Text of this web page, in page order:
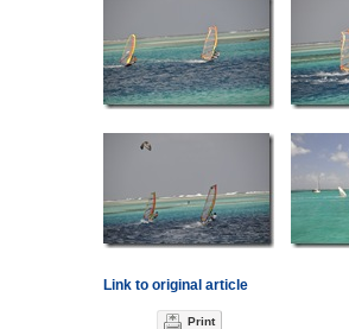
Link to original article
Print